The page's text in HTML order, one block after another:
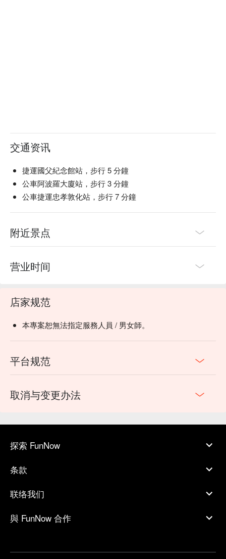
交通资讯
捷運國父紀念館站，步行 5 分鐘
公車阿波羅大廈站，步行 3 分鐘
公車捷運忠孝敦化站，步行 7 分鐘
附近景点
营业时间
店家规范
本專案恕無法指定服務人員 / 男女師。
平台规范
取消与变更办法
探索 FunNow
条款
联络我们
與 FunNow 合作